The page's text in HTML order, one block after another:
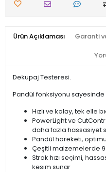
Ürün Açıklaması Garanti
Dekupaj Testeresi.
Pandül fonksiyonu sayesinde
Hızlı ve kolay, tek elle
PowerLight ve
daha fazla hassasiyet
Pandül hareketi,
Çeşitli malzemelerde
Strok hızı seçimi,
kesim sunar